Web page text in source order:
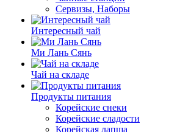
Сервизы, Наборы
Интересный чай
Ми Лань Сянь
Чай на складе
Продукты питания
Корейские снеки
Корейские сладости
Корейская лапша